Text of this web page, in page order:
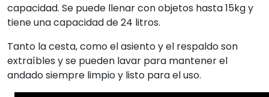
capacidad. Se puede llenar con objetos hasta 15kg y
tiene una capacidad de 24 litros.
Tanto la cesta, como el asiento y el respaldo son
extraíbles y se pueden lavar para mantener el
andado siempre limpio y listo para el uso.